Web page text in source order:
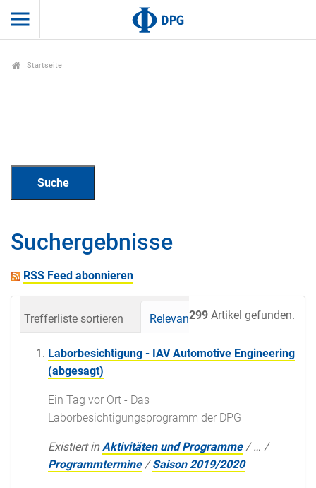
Startseite
Suchergebnisse
RSS Feed abonnieren
299 Artikel gefunden.
Trefferliste sortieren Relevanz Datum
Laborbesichtigung - IAV Automotive Engineering
(abgesagt)
Ein Tag vor Ort - Das
Laborbesichtigungsprogramm der DPG
Existiert in Aktivitäten und Programme /… /
Programmtermine /Saison 2019/2020